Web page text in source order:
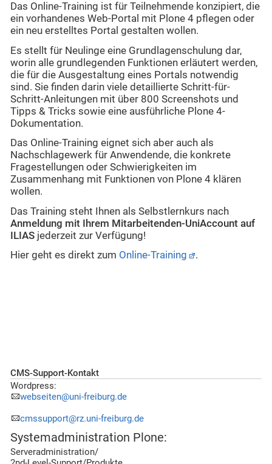
Das Online-Training ist für Teilnehmende konzipiert, die
ein vorhandenes Web-Portal mit Plone 4 pflegen oder
ein neu erstelltes Portal gestalten wollen.
Es stellt für Neulinge eine Grundlagenschulung dar,
worin alle grundlegenden Funktionen erläutert werden,
die für die Ausgestaltung eines Portals notwendig
sind. Sie finden darin viele detaillierte Schritt-für-
Schritt-Anleitungen mit über 800 Screenshots und
Tipps & Tricks sowie eine ausführliche Plone 4-
Dokumentation.
Das Online-Training eignet sich aber auch als
Nachschlagewerk für Anwendende, die konkrete
Fragestellungen oder Schwierigkeiten im
Zusammenhang mit Funktionen von Plone 4 klären
wollen.
Das Training steht Ihnen als Selbstlernkurs nach
Anmeldung mit Ihrem Mitarbeitenden-UniAccount auf
ILIAS jederzeit zur Verfügung!
Hier geht es direkt zum Online-Training .
CMS-Support-Kontakt
Wordpress:
webseiten@uni-freiburg.de
cmssupport@rz.uni-freiburg.de
Systemadministration Plone:
Serveradministration/